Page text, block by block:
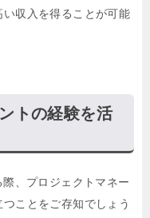
収入を得ることが可能
トの経験を活
、プロジェクトマネー
ことをご存知でしょう